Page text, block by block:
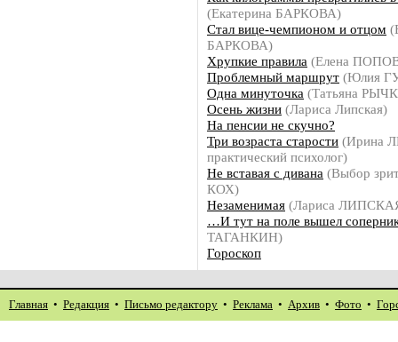
(Екатерина БАРКОВА)
Стал вице-чемпионом и отцом
БАРКОВА)
Хрупкие правила (Елена
Проблемный маршрут (Юлия
Одна минуточка (Татьяна
Осень жизни (Лариса Липская)
На пенсии не скучно?
Три возраста старости (Ирина
практический психолог)
Не вставая с дивана (Выбор
КОХ)
Незаменимая (Лариса
…И тут на поле вышел
ТАГАНКИН)
Гороскоп
Главная • Редакция • Письмо редактору • Реклама • Архив • Фото •